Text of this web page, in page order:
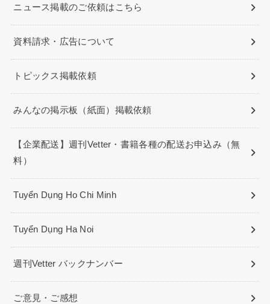
ニュース掲載のご依頼はこちら
資料請求・広告について
トピックス掲載依頼
みんなの掲示板（紙面）掲載依頼
【企業配送】週刊Vetter・書籍各種の配送お申込み（無
料）
Tuyển Dụng Ho Chi Minh
Tuyển Dụng Ha Noi
週刊Vetter バックナンバー
ご意見・ご感想